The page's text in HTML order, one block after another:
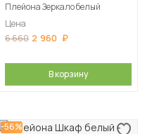
Плейона Зеркало белый
Цена
6 660 2 960
В корзину
-56%